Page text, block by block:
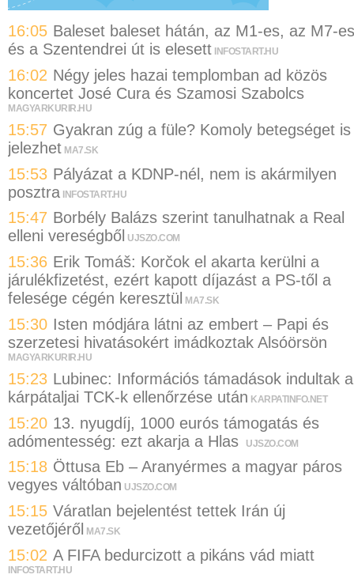
16:05 Baleset baleset hátán, az M1-es, az M7-es
és a Szentendrei út is elesett INFOSTART.HU
16:02 Négy jeles hazai templomban ad közös
koncertet José Cura és Szamosi Szabolcs
MAGYARKURIR.HU
15:57 Gyakran zúg a füle? Komoly betegséget is
jelezhet MA7.SK
15:53 Pályázat a KDNP-nél, nem is akármilyen
posztra INFOSTART.HU
15:47 Borbély Balázs szerint tanulhatnak a Real
elleni vereségből UJSZO.COM
15:36 Erik Tomáš: Korčok el akarta kerülni a
járulékfizetést, ezért kapott díjazást a PS-től a
felesége cégén keresztül
MA7.SK
15:30 Isten módjára látni az embert – Papi és
szerzetesi hivatásokért imádkoztak Alsóörsön
MAGYARKURIR.HU
15:23 Lubinec: Információs támadások indultak a
kárpátaljai TCK-k ellenőrzése után KARPATINFO.NET
15:20 13. nyugdíj, 1000 eurós támogatás és
adómentesség: ezt akarja a Hlas
UJSZO.COM
15:18 Öttusa Eb – Aranyérmes a magyar páros
vegyes váltóban UJSZO.COM
15:15 Váratlan bejelentést tettek Irán új
vezetőjéről
MA7.SK
15:02 A FIFA bedurcizott a pikáns vád miatt
INFOSTART.HU